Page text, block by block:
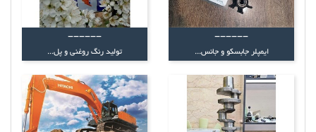
------
ایمپلر جابسکو و جانس...
------
تولید رنگ روغنی و پل...